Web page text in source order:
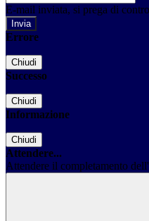
E-mail inviata, si prega di
Errore
Chiudi
Successo
Chiudi
Informazione
Chiudi
Attendere...
Attendere il completamento